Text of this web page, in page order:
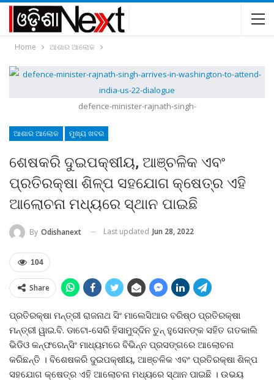
Home ଆଶାର ଆଲୋକ
defence-minister-rajnath-singh-
ଆଶାର ଆଲୋକ ମୁଖ୍ୟ ଖବର
ଶେଷକରି ଦୁଇପକ୍ଷୀୟ, ଆଞ୍ଚଳିକ ଏବଂ
ପ୍ରତିରକ୍ଷା ଶିଳ୍ପ ସହଯୋଗ କ୍ଷେତ୍ର ଏହି
ଆଲୋଚନା ମଧ୍ୟରେ ସ୍ଥାନ ପାଇଛି
By Odishanext Last updated Jun 28, 2022
104
Share
ପ୍ରତିରକ୍ଷା ମନ୍ତ୍ରୀ ରାଜନାଥ ସିଂ ମାଲେସିଆର ବରିଷ୍ଠ ପ୍ରତିରକ୍ଷା
ମନ୍ତ୍ରୀ ୱାଇ.ବି. ଡାଟୋ-ସେରି ହିସାମୁଦ୍ଦିନ ତୁନ୍‍ ହୁସେନଙ୍କ ସହିତ ଗତକାଲି
ଭିଡିଓ କନ୍‍ଫରେନ୍ସିଂ ମାଧ୍ୟମରେ ବିଭିନ୍ନ ପ୍ରସଙ୍ଗରେ ଆଲୋଚନା
କରିଛନ୍ତି । ବିଶେଷକରି ଦୁଇପକ୍ଷୀୟ, ଆଞ୍ଚଳିକ ଏବଂ ପ୍ରତିରକ୍ଷା ଶିଳ୍ପ
ସହଯୋଗ କ୍ଷେତ୍ର ଏହି ଆଲୋଚନା ମଧ୍ୟରେ ସ୍ଥାନ ପାଇଛି । ଉଭୟ